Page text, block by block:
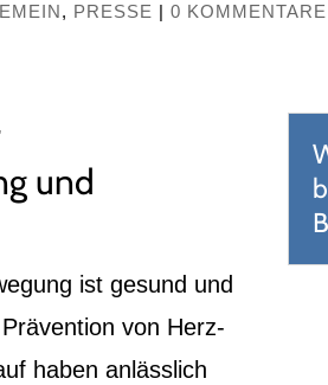
, PRESSE |0 KOMMENTARE
und
ist gesund und
von Herz-
haben anlässlich